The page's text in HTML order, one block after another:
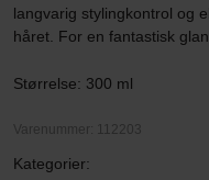
langvarig stylingkontrol og
håret. For en fantastisk
Størrelse: 300 ml
Varenummer: 112203
Kategorier: